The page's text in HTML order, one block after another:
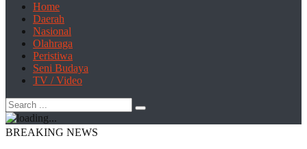
Home
Daerah
Nasional
Olahraga
Peristiwa
Seni Budaya
TV / Video
BREAKING NEWS